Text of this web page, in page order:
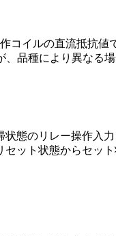
コイルの直流抵抗
品種により異なる
態のリレー操作入
ット状態からセッ